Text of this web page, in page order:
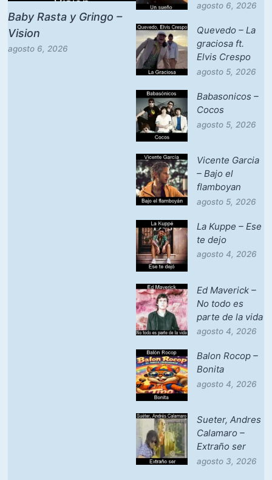
Baby Rasta y Gringo –
Vision
agosto 6, 2026
agosto 6, 2026
Quevedo – La
graciosa ft.
Elvis Crespo
agosto 5, 2026
Babasonicos –
Cocos
agosto 5, 2026
Vicente Garcia
– Bajo el
flamboyan
agosto 5, 2026
La Kuppe – Ese
te dejo
agosto 4, 2026
Ed Maverick –
No todo es
parte de la vida
agosto 4, 2026
Balon Rocop –
Bonita
agosto 4, 2026
Sueter, Andres
Calamaro –
Extraño ser
agosto 3, 2026